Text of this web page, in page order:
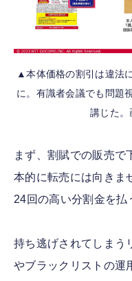
▲本体価格の割引は違法
に。有識者会議でも問題
講じた。
まず、割賦での販売で
本的に転売には向きま
24回の高い分割金を払
持ち逃げされてしまう
やブラックリストの運